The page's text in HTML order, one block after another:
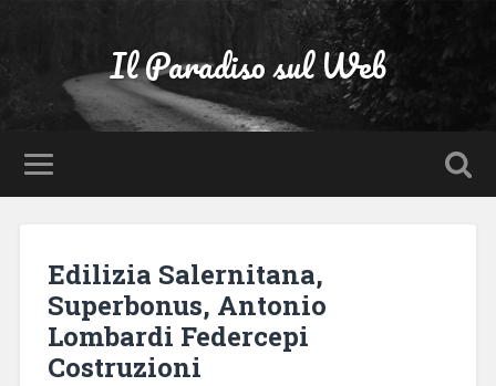
Il Paradiso sul Web
Edilizia Salernitana,
Superbonus, Antonio
Lombardi Federcepi
Costruzioni